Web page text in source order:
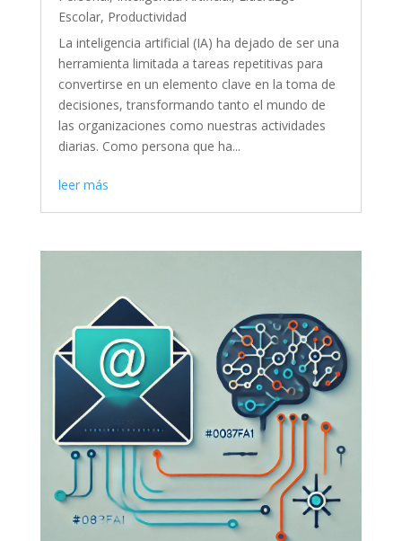
Escolar, Productividad
La inteligencia artificial (IA) ha dejado de ser una
herramienta limitada a tareas repetitivas para
convertirse en un elemento clave en la toma de
decisiones, transformando tanto el mundo de
las organizaciones como nuestras actividades
diarias. Como persona que ha...
leer más